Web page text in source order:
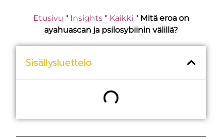
Etusivu " Insights" Kaikki " Mitä eroa on
ayahuascan ja psilosybiinin välillä?
Sisällysluettelo